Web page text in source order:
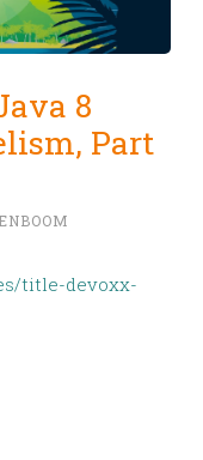
8
Part
title-devoxx-